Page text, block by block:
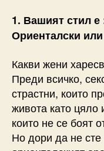
1. Вашият стил
Ориенталски
Какви жени
Преди всичко,
страстни, които
живота като цяло
които не се боят
Но дори да не сте